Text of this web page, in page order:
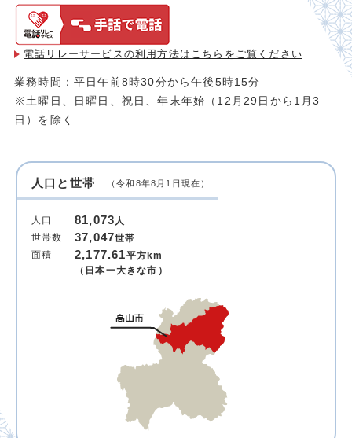
電話リレーサービスの利用方法は こちらをご覧ください
業務時間：平日午前8時30分から午後5時15分
※土曜日、日曜日、祝日、年末年始（12月29日から1月3
日）を除く
人口と世帯 （令和8年8月1日現在）
人口 81,073人
世帯数
37,047世帯
面積
2,177.61平方km
（日本一大きな市）